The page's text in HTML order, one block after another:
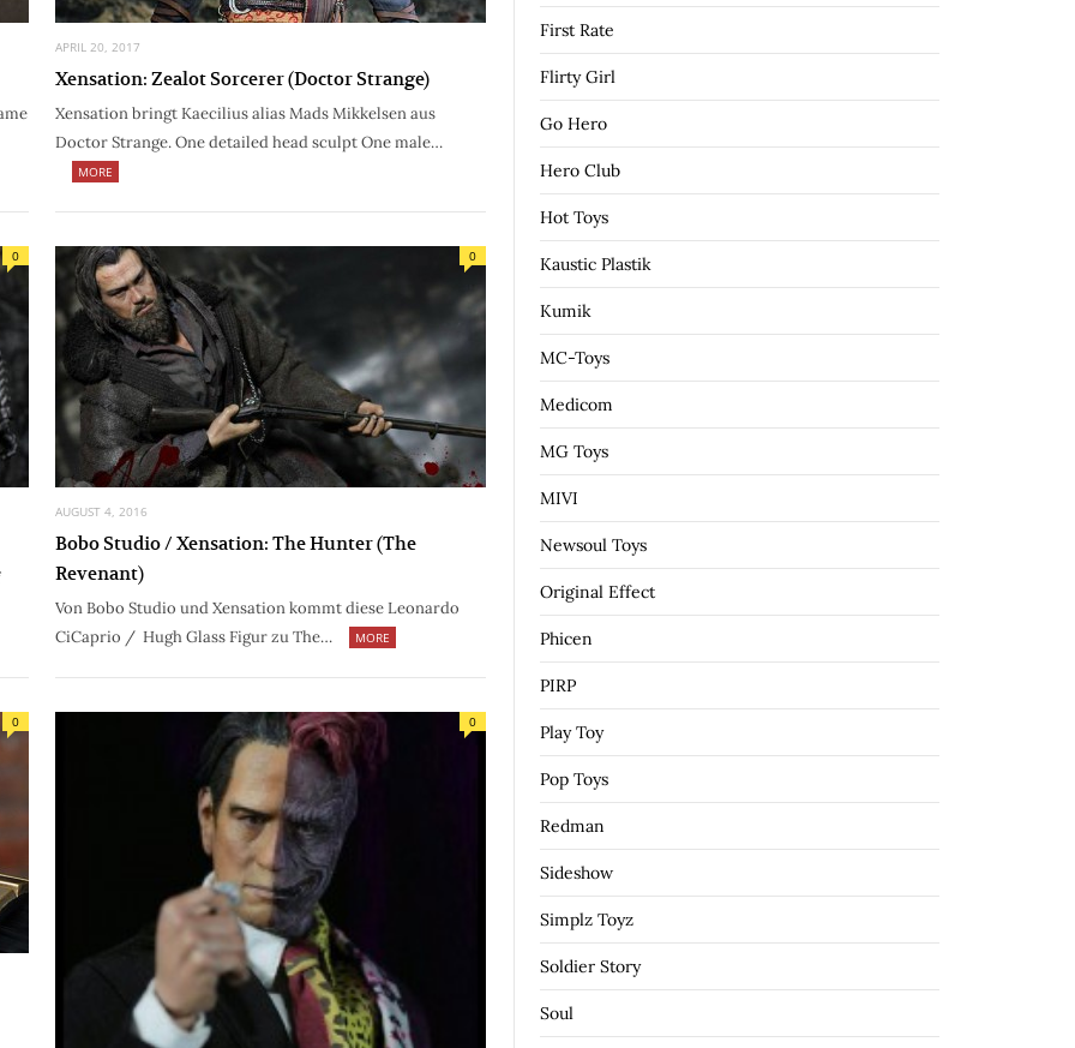
APRIL 20, 2017
Xensation: Zealot Sorcerer (Doctor Strange)
Xensation bringt Kaecilius alias Mads Mikkelsen aus
Doctor Strange. One detailed head sculpt One male…
MORE
0
AUGUST 4, 2016
0
Bobo Studio / Xensation: The Hunter (The
Revenant)
Von Bobo Studio und Xensation kommt diese Leonardo
CiCaprio / Hugh Glass Figur zu The…
MORE
0 0
First Rate
Flirty Girl
Go Hero
Hero Club
Hot Toys
Kaustic Plastik
Kumik
MC-Toys
Medicom
MG Toys
MIVI
Newsoul Toys
Original Effect
Phicen
PIRP
Play Toy
Pop Toys
Redman
Sideshow
Simplz Toyz
Soldier Story
Soul